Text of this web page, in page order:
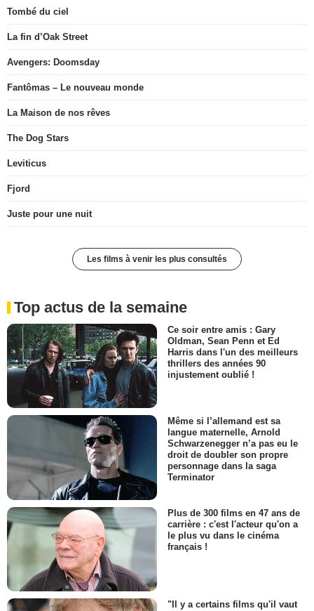
Tombé du ciel
La fin d’Oak Street
Avengers: Doomsday
Fantômas – Le nouveau monde
La Maison de nos rêves
The Dog Stars
Leviticus
Fjord
Juste pour une nuit
Les films à venir les plus consultés
Top actus de la semaine
Ce soir entre amis : Gary
Oldman, Sean Penn et Ed
Harris dans l'un des meilleurs
thrillers des années 90
injustement oublié !
Même si l’allemand est sa
langue maternelle, Arnold
Schwarzenegger n’a pas eu le
droit de doubler son propre
personnage dans la saga
Terminator
Plus de 300 films en 47 ans de
carrière : c'est l'acteur qu'on a
le plus vu dans le cinéma
français !
"Il y a certains films qu'il vaut